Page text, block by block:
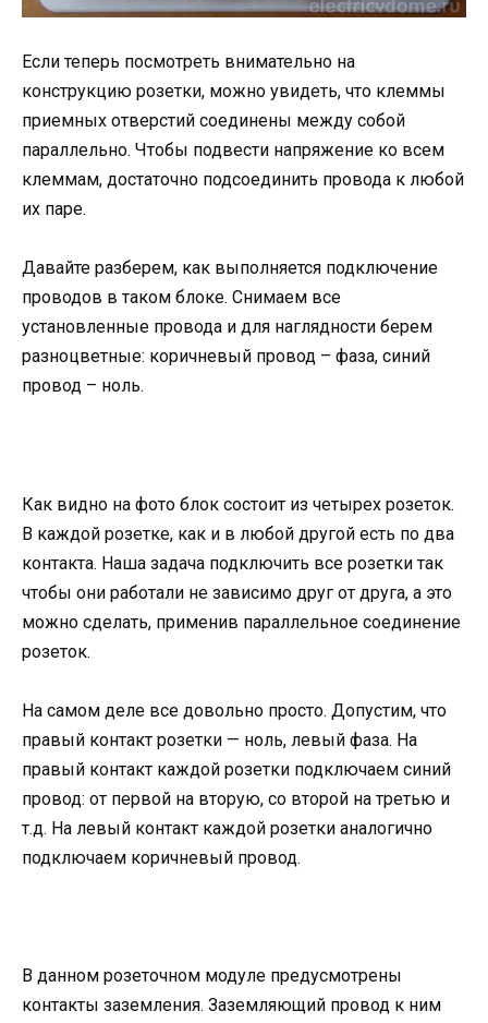
Если теперь посмотреть внимательно на
конструкцию розетки, можно увидеть, что клеммы
приемных отверстий соединены между собой
параллельно. Чтобы подвести напряжение ко всем
клеммам, достаточно подсоединить провода к любой
их паре.
Давайте разберем, как выполняется подключение
проводов в таком блоке. Снимаем все
установленные провода и для наглядности берем
разноцветные: коричневый провод – фаза, синий
провод – ноль.
Как видно на фото блок состоит из четырех розеток.
В каждой розетке, как и в любой другой есть по два
контакта. Наша задача подключить все розетки так
чтобы они работали не зависимо друг от друга, а это
можно сделать, применив параллельное соединение
розеток.
На самом деле все довольно просто. Допустим, что
правый контакт розетки — ноль, левый фаза. На
правый контакт каждой розетки подключаем синий
провод: от первой на вторую, со второй на третью и
т.д. На левый контакт каждой розетки аналогично
подключаем коричневый провод.
В данном розеточном модуле предусмотрены
контакты заземления. Заземляющий провод к ним